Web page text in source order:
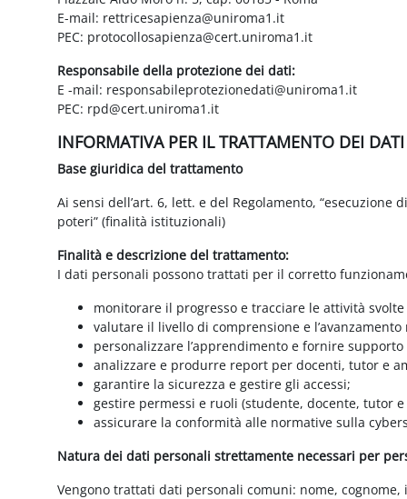
E-mail: rettricesapienza@uniroma1.it
PEC: protocollosapienza@cert.uniroma1.it
Responsabile della protezione dei dati:
E -mail: responsabileprotezionedati@uniroma1.it
PEC: rpd@cert.uniroma1.it
INFORMATIVA PER IL TRATTAMENTO DEI
Base giuridica del trattamento
Ai sensi dell’art. 6, lett. e del Regolamento,
poteri” (finalità istituzionali)
Finalità e descrizione del trattamento:
I dati personali possono trattati per il corretto
monitorare il progresso e tracciare le attività
valutare il livello di comprensione e l’avanzamento
personalizzare l’apprendimento e fornire
analizzare e produrre report per docenti, tutor e
garantire la sicurezza e gestire gli accessi;
gestire permessi e ruoli (studente, docente, tutor
assicurare la conformità alle normative sulla
Natura dei dati personali strettamente necessari per
Vengono trattati dati personali comuni: nome,